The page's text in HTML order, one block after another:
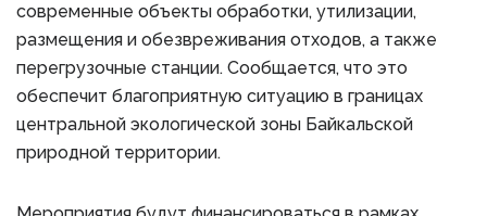
современные объекты обработки, утилизации,
размещения и обезвреживания отходов, а также
перегрузочные станции. Сообщается, что это
обеспечит благоприятную ситуацию в границах
центральной экологической зоны Байкальской
природной территории.